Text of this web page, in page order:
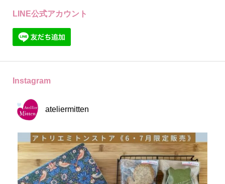
LINE公式アカウント
Instagram
ateliermitten